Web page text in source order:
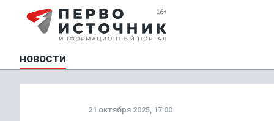
НОВОСТИ
21 октября 2025, 17:00